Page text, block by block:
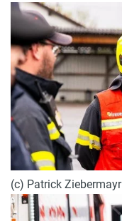
(c) Patrick Ziebermayr